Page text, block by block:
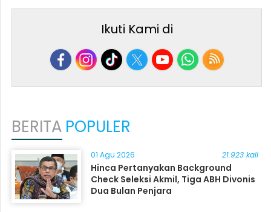
Ikuti Kami di
BERITA POPULER
01 Agu 2026 21.923 kali
Hinca Pertanyakan Background
Check Seleksi Akmil, Tiga ABH Divonis
Dua Bulan Penjara